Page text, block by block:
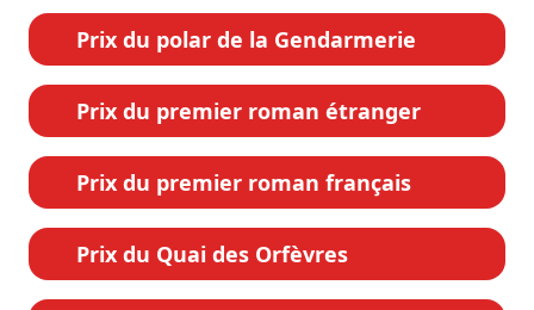
Prix du polar de la Gendarmerie
Prix du premier roman étranger
Prix du premier roman français
Prix du Quai des Orfèvres